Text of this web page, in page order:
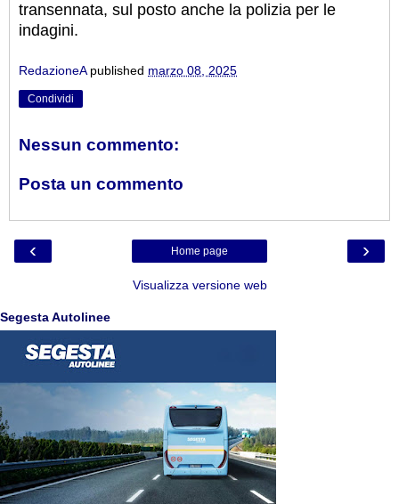
transennata, sul posto anche la polizia per le
indagini.
RedazioneA published marzo 08, 2025
Condividi
Nessun commento:
Posta un commento
‹ ›
Home page
Visualizza versione web
Segesta Autolinee